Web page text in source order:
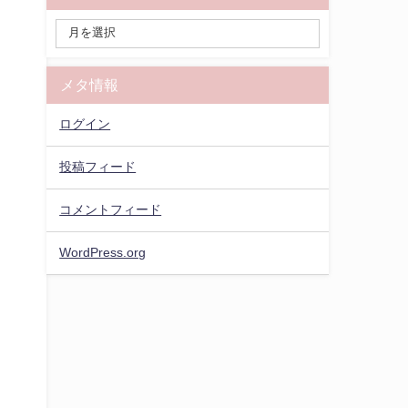
メタ情報
ログイン
投稿フィード
コメントフィード
WordPress.org